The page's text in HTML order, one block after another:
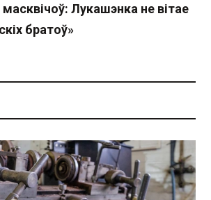
Лукашэнка не вітае
братоў»